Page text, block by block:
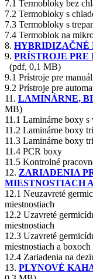
7.1 Termobloky bez
7.2 Termobloky s
7.3 Termobloky s
7.4 Termoblok na
8. HYBRIDIZAČNÉ
9. PRÍSTROJE
(pdf, 0,1 MB)
9.1 Prístroje pre
9.2 Prístroje pre
11. LAMINÁRNE,
MB)
11.1 Laminárne boxy
11.2 Laminárne boxy
11.3 Laminárne boxy
11.4 PCR boxy
11.5 Kontrolné
12. ZARIADENIA
MIESTNOSTIACH
12.1 Neuzavreté
miestnostiach
12.2 Uzavreté
miestnostiach
12.3 Uzavreté
miestnostiach a boxoch
12.4 Zariadenia na
13. PLYNOVÉ